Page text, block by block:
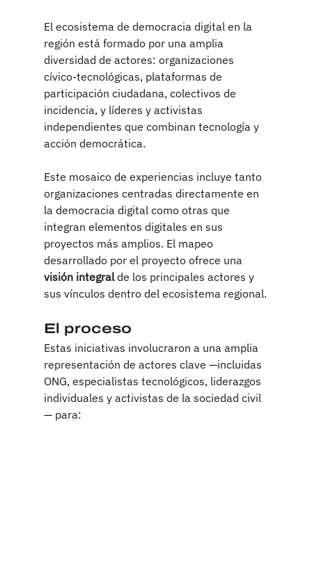
El ecosistema de democracia digital en la
región está formado por una amplia
diversidad de actores: organizaciones
cívico-tecnológicas, plataformas de
participación ciudadana, colectivos de
incidencia, y líderes y activistas
independientes que combinan tecnología y
acción democrática.
Este mosaico de experiencias incluye tanto
organizaciones centradas directamente en
la democracia digital como otras que
integran elementos digitales en sus
proyectos más amplios. El mapeo
desarrollado por el proyecto ofrece una
visión integral de los principales actores y
sus vínculos dentro del ecosistema regional.
El proceso
Estas iniciativas involucraron a una amplia
representación de actores clave —incluidas
ONG, especialistas tecnológicos, liderazgos
individuales y activistas de la sociedad civil
— para: